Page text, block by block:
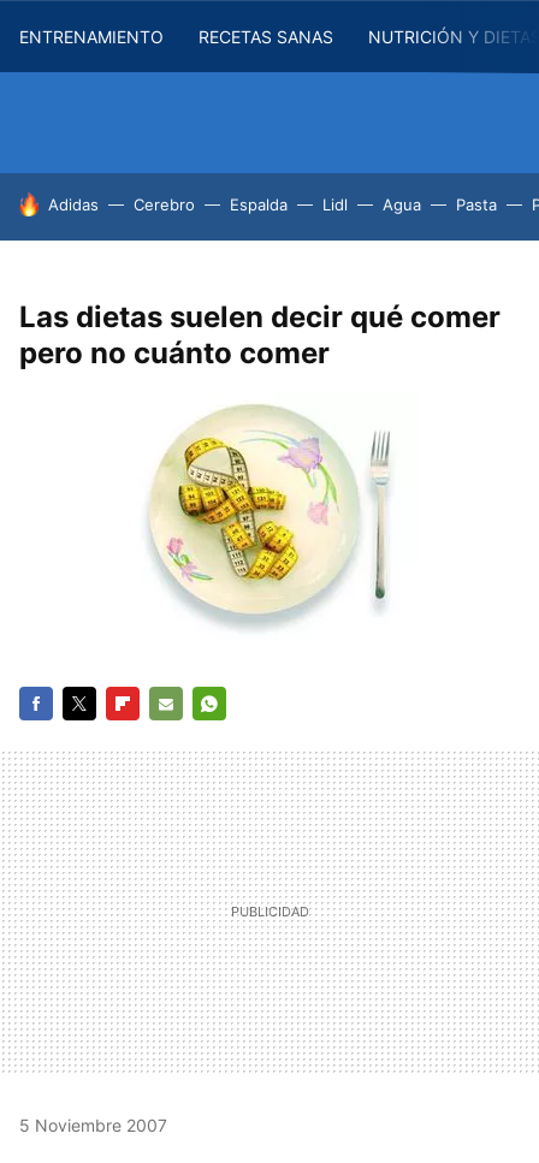
ENTRENAMIENTO RECETAS SANAS NUTRICIÓN Y
HOY SE HABLA DE
Adidas Cerebro Espalda Lidl Agua Pasta
Las dietas suelen decir qué comer
pero no cuánto comer
MAIL
5 Noviembre 2007